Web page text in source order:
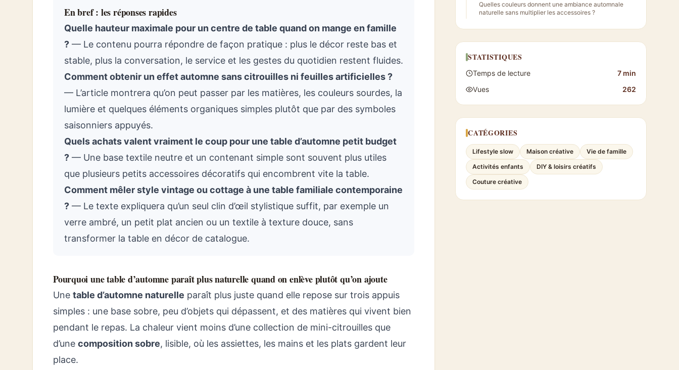
En bref : les réponses rapides
Quelle hauteur maximale pour un centre de table quand on mange en famille
? — Le contenu pourra répondre de façon pratique : plus le décor reste bas et
stable, plus la conversation, le service et les gestes du quotidien restent fluides.
Comment obtenir un effet automne sans citrouilles ni feuilles artificielles ?
— L’article montrera qu’on peut passer par les matières, les couleurs sourdes, la
lumière et quelques éléments organiques simples plutôt que par des symboles
saisonniers appuyés.
Quels achats valent vraiment le coup pour une table d’automne petit budget
? — Une base textile neutre et un contenant simple sont souvent plus utiles
que plusieurs petits accessoires décoratifs qui encombrent vite la table.
Comment mêler style vintage ou cottage à une table familiale contemporaine
? — Le texte expliquera qu’un seul clin d’œil stylistique suffit, par exemple un
verre ambré, un petit plat ancien ou un textile à texture douce, sans
transformer la table en décor de catalogue.
Pourquoi une table d’automne paraît plus naturelle quand on enlève plutôt qu’on ajoute
Une table d’automne naturelle paraît plus juste quand elle repose sur trois appuis
simples : une base sobre, peu d’objets qui dépassent, et des matières qui vivent bien
pendant le repas. La chaleur vient moins d’une collection de mini-citrouilles que
d’une composition sobre, lisible, où les assiettes, les mains et les plats gardent leur
place.
Quelles couleurs donnent une ambiance automnale
naturelle sans multiplier les accessoires ?
STATISTIQUES
Temps de lecture
7 min
Vues
262
CATÉGORIES
Lifestyle slow Maison créative
Vie de famille
Activités enfants
DIY & loisirs créatifs
Couture créative